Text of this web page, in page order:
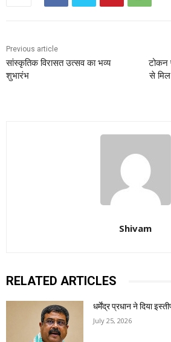
Previous article
सांस्कृतिक विरासत उत्सव का भव्य
शुभारंभ
टोकन
से
Shivam
RELATED ARTICLES
धर्मेंद्र प्रधान ने दिया
July 25, 2026